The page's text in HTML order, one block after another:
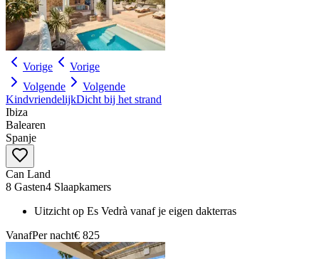
Vorige
Vorige
Volgende
Volgende
KindvriendelijkDicht bij het strand
Ibiza
Balearen
Spanje
Can Land
8 Gasten4 Slaapkamers
Uitzicht op Es Vedrà vanaf je eigen dakterras
VanafPer nacht€ 825